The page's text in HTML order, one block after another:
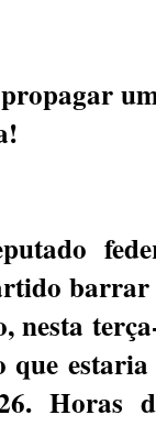
nesta
que
Horas